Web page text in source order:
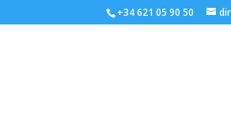
+34 621 05 90 50